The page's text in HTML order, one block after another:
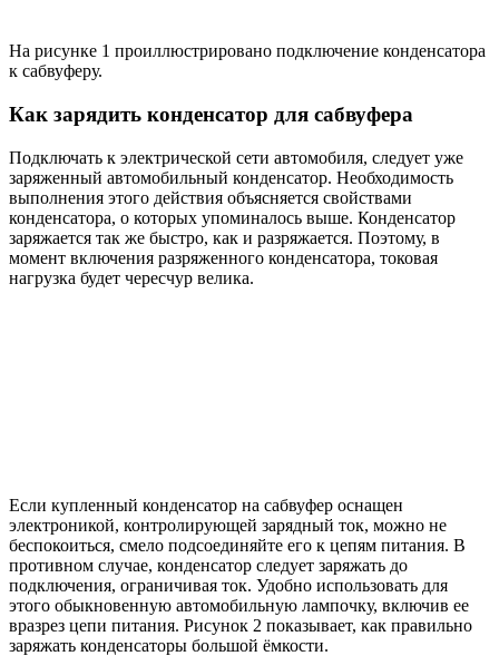
На рисунке 1 проиллюстрировано подключение конденсатора
к сабвуферу.
Как зарядить конденсатор для сабвуфера
Подключать к электрической сети автомобиля, следует уже
заряженный автомобильный конденсатор. Необходимость
выполнения этого действия объясняется свойствами
конденсатора, о которых упоминалось выше. Конденсатор
заряжается так же быстро, как и разряжается. Поэтому, в
момент включения разряженного конденсатора, токовая
нагрузка будет чересчур велика.
Если купленный конденсатор на сабвуфер оснащен
электроникой, контролирующей зарядный ток, можно не
беспокоиться, смело подсоединяйте его к цепям питания. В
противном случае, конденсатор следует заряжать до
подключения, ограничивая ток. Удобно использовать для
этого обыкновенную автомобильную лампочку, включив ее
вразрез цепи питания. Рисунок 2 показывает, как правильно
заряжать конденсаторы большой ёмкости.